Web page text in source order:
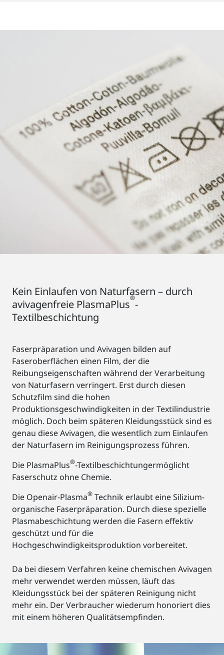
Kein Einlaufen von Naturfasern – durch
avivagenfreie PlasmaPlus®-
Textilbeschichtung
Faserpräparation und Avivagen bilden auf
Faseroberflächen einen Film, der die
Reibungseigenschaften während der Verarbeitung
von Naturfasern verringert. Erst durch diesen
Schutzfilm sind die hohen
Produktionsgeschwindigkeiten in der Textilindustrie
möglich. Doch beim späteren Kleidungsstück sind es
genau diese Avivagen, die wesentlich zum Einlaufen
der Naturfasern im Reinigungsprozess führen.
Die PlasmaPlus®-Textilbeschichtungermöglicht
Faserschutz ohne Chemie.
Die Openair-Plasma® Technik erlaubt eine Silizium-
organische Faserpräparation. Durch diese spezielle
Plasmabeschichtung werden die Fasern effektiv
geschützt und für die
Hochgeschwindigkeitsproduktion vorbereitet.
Da bei diesem Verfahren keine chemischen Avivagen
mehr verwendet werden müssen, läuft das
Kleidungsstück bei der späteren Reinigung nicht
mehr ein. Der Verbraucher wiederum honoriert dies
mit einem höheren Qualitätsempfinden.